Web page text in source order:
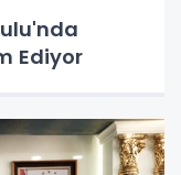
Ediyor